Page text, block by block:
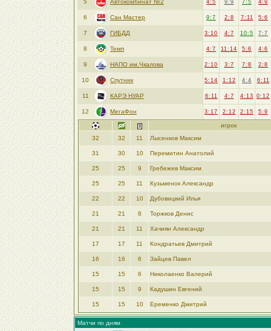
5 Автокомбинат №2 4:5 9:9 7:5 4:9
6 Сан Мастер 9:7 2:8 7:11 5:6
7 ГИБДД 3:10 4:7 10:5 7:7
8 Темп 4:7 11:14 5:6 4:6
9 НАПО им.Чкалова 2:10 3:7 7:8 2:8
10 Спутник 5:14 1:12 4:4 6:11
11 КАРЭ НУАР 6:11 4:7 4:13 0:12
12 МегаФон 3:17 2:12 2:15 5:9
игрок
32
32 11 Лысенков Максим
31 30 10 Перемитин Анатолий
25 25 9 Гребежев Максим
25 25 11 Кузьменок Александр
22 22 10 Дубовицкий Илья
21 21 8 Торжков Денис
21 21 11 Хачиян Александр
17 17 11 Кондратьев Дмитрий
16 16 6 Зайцев Павел
15 15 6 Николаенко Валерий
15 15 9 Кадушин Евгений
15 15 10 Еременко Дмитрий
Матчи по дням